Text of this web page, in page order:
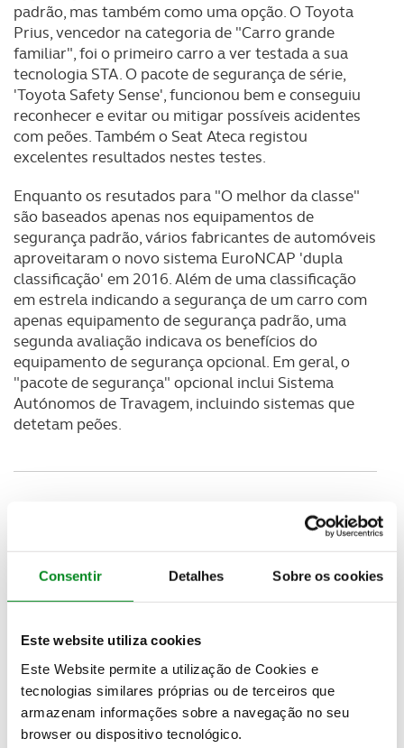
Consentir Detalhes Sobre os cookies
Este website utiliza cookies
Este Website permite a utilização de Cookies e
tecnologias similares próprias ou de terceiros que
armazenam informações sobre a navegação no seu
browser ou dispositivo tecnológico.
padrão, mas também como uma opção. O Toyota
Prius, vencedor na categoria de "Carro grande
familiar", foi o primeiro carro a ver testada a sua
tecnologia STA. O pacote de segurança de série,
'Toyota Safety Sense', funcionou bem e conseguiu
reconhecer e evitar ou mitigar possíveis acidentes
com peões. Também o Seat Ateca registou
excelentes resultados nestes testes.
Enquanto os resutados para "O melhor da classe"
são baseados apenas nos equipamentos de
segurança padrão, vários fabricantes de automóveis
aproveitaram o novo sistema EuroNCAP 'dupla
classificação' em 2016. Além de uma classificação
em estrela indicando a segurança de um carro com
apenas equipamento de segurança padrão, uma
segunda avaliação indicava os benefícios do
equipamento de segurança opcional. Em geral, o
"pacote de segurança" opcional inclui Sistema
Autónomos de Travagem, incluindo sistemas que
detetam peões.